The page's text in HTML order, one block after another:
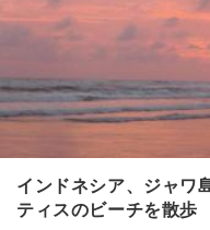
インドネシア、ジャワ
ティスのビーチを散歩